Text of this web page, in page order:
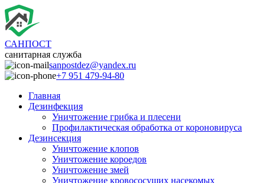
САНПОСТ
санитарная служба
sanpostdez@yandex.ru
+7 951 479-94-80
Главная
Дезинфекция
Уничтожение грибка и плесени
Профилактическая обработка от короновируса
Дезинсекция
Уничтожение клопов
Уничтожение короедов
Уничтожение змей
Уничтожение кровососущих насекомых